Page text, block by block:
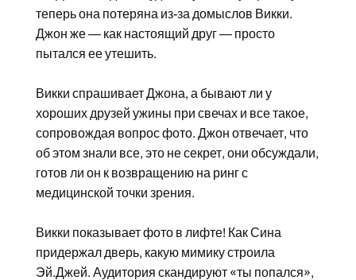
теперь она потеряна из-за домыслов Викки.
Джон же — как настоящий друг — просто
пытался ее утешить.
Викки спрашивает Джона, а бывают ли у
хороших друзей ужины при свечах и все такое,
сопровождая вопрос фото. Джон отвечает, что
об этом знали все, это не секрет, они обсуждали,
готов ли он к возвращению на ринг с
медицинской точки зрения.
Викки показывает фото в лифте! Как Сина
придержал дверь, какую мимику строила
Эй.Джей. Аудитория скандируют «ты попался»,